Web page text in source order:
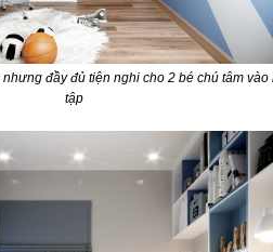
đầy đủ tiện nghi cho 2 bé chú tâm vào
tập